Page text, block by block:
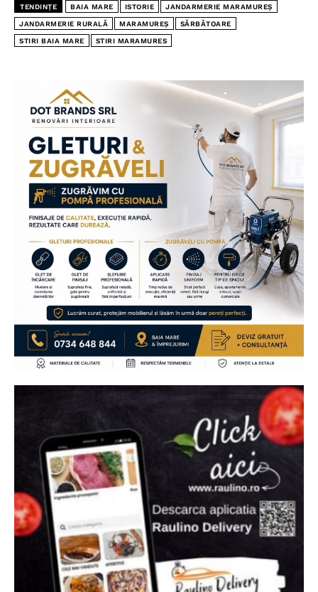
TENDINȚE BAIA MARE ISTORIE JANDARMERIE MARAMUREȘ
JANDARMERIE RURALĂ MARAMUREȘ SĂRBĂTOARE
STIRI BAIA MARE STIRI MARAMURES